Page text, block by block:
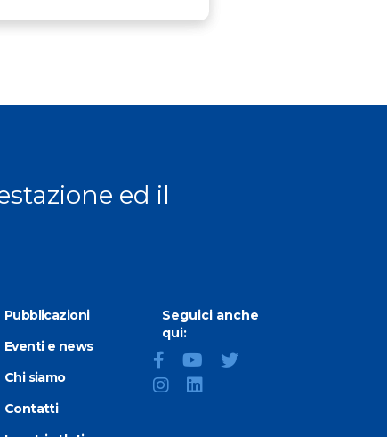
ed il
Pubblicazioni
Eventi e news
Chi siamo
Contatti
Seguici anche
qui: